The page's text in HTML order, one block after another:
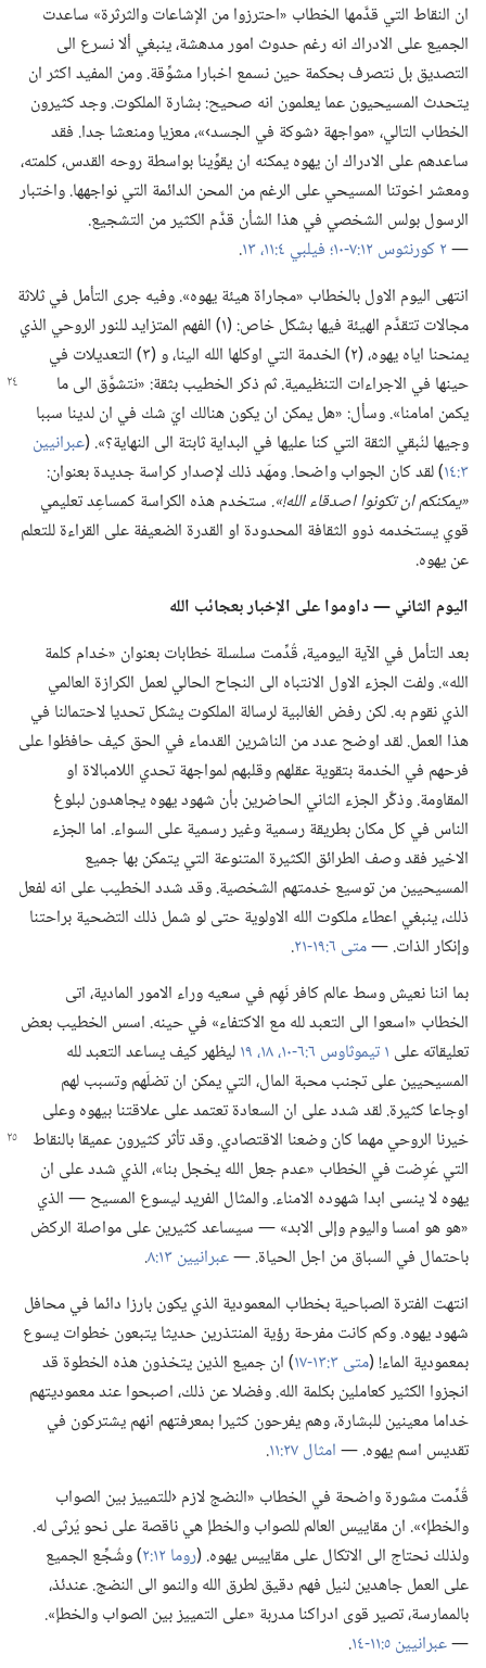
ان النقاط التي قدَّمها الخطاب «احترزوا من الإشاعات والثرثرة» ساعدت
الجميع على الادراك انه رغم حدوث امور مدهشة،‏ ينبغي ألا نسرع الى
التصديق بل نتصرف بحكمة حين نسمع اخبارا مشوِّقة.‏ ومن المفيد اكثر ان
يتحدث المسيحيون عما يعلمون انه صحيح:‏ بشارة الملكوت.‏ وجد كثيرون
الخطاب التالي،‏ «مواجهة ‹شوكة في الجسد›»،‏ معزيا ومنعشا جدا.‏ فقد
ساعدهم على الادراك ان يهوه يمكنه ان يقوِّينا بواسطة روحه القدس،‏ كلمته،‏
ومعشر اخوتنا المسيحي على الرغم من المحن الدائمة التي نواجهها.‏ واختبار
الرسول بولس الشخصي في هذا الشأن قدَّم الكثير من التشجيع.‏
—‏٢ كورنثوس ١٢:‏٧-‏١٠؛‏ فيلبي ٤:‏١١،‏
‏.‏
انتهى اليوم الاول بالخطاب «مجاراة هيئة يهوه».‏ وفيه جرى التأمل في ثلاثة
مجالات تتقدَّم الهيئة فيها بشكل خاص:‏ (‏١)‏ الفهم المتزايد للنور الروحي الذي
يمنحنا اياه يهوه،‏ (‏٢)‏ الخدمة التي اوكلها الله الينا،‏ و (‏٣)‏ التعديلات في
حينها في الاجراءات التنظيمية.‏ثم ذكر الخطيب بثقة:‏ «نتشوَّق الى ما
يكمن امامنا».‏ وسأل:‏ «هل يمكن ان يكون هنالك ايّ شك في ان لدينا سببا
وجيها لنُبقي الثقة التي كنا عليها في البداية ثابتة الى النهاية؟‏».‏ (‏عبرانيين
٣:‏١٤
‏)‏ لقد كان الجواب واضحا.‏ ومهّد ذلك لإصدار كراسة جديدة بعنوان:‏
‏«يمكنكم ان تكونوا اصدقاء الله!‏».‏ ستخدم هذه الكراسة كمساعِد تعليمي
قوي يستخدمه ذوو الثقافة المحدودة او القدرة الضعيفة على القراءة للتعلم
عن يهوه.‏
اليوم الثاني —‏ داوموا على الإخبار بعجائب الله
بعد التأمل في الآية اليومية،‏ قُدِّمت سلسلة خطابات بعنوان «خدام كلمة
الله».‏ ولفت الجزء الاول الانتباه الى النجاح الحالي لعمل الكرازة العالمي
الذي نقوم به.‏ لكن رفض الغالبية لرسالة الملكوت يشكل تحديا لاحتمالنا في
هذا العمل.‏ لقد اوضح عدد من الناشرين القدماء في الحق كيف حافظوا على
فرحهم في الخدمة بتقوية عقلهم وقلبهم لمواجهة تحدي اللامبالاة او
المقاومة.‏ وذكَّر الجزء الثاني الحاضرين بأن شهود يهوه يجاهدون لبلوغ
الناس في كل مكان بطريقة رسمية وغير رسمية على السواء.‏ اما الجزء
الاخير فقد وصف الطرائق الكثيرة المتنوعة التي يتمكن بها جميع
المسيحيين من توسيع خدمتهم الشخصية.‏ وقد شدد الخطيب على انه لفعل
ذلك،‏ ينبغي اعطاء ملكوت الله الاولوية حتى لو شمل ذلك التضحية براحتنا
وإنكار الذات.‏ —‏متى ٦:‏١٩-‏٢١
‏.‏
بما اننا نعيش وسط عالم كافر نَهِم في سعيه وراء الامور المادية،‏ اتى
الخطاب «اسعوا الى التعبد لله مع الاكتفاء» في حينه.‏ اسس الخطيب بعض
تعليقاته على ١ تيموثاوس ٦:‏٦-‏١٠،‏
ليظهر كيف يساعد التعبد لله
المسيحيين على تجنب محبة المال،‏ التي يمكن ان تضلّهم وتسبب لهم
اوجاعا كثيرة.‏ لقد شدد على ان السعادة تعتمد على علاقتنا بيهوه وعلى
خيرنا الروحي مهما كان وضعنا الاقتصادي.‏ وقدتأثر كثيرون عميقا بالنقاط
التي عُرِضت في الخطاب «عدم جعل الله يخجل بنا»،‏ الذي شدد على ان
يهوه لا ينسى ابدا شهوده الامناء.‏ والمثال الفريد ليسوع المسيح —‏ الذي
«هو هو امسا واليوم وإلى الابد» —‏ سيساعد كثيرين على مواصلة الركض
باحتمال في السباق من اجل الحياة.‏ —‏عبرانيين ١٣:‏٨
‏.‏
انتهت الفترة الصباحية بخطاب المعمودية الذي يكون بارزا دائما في محافل
شهود يهوه.‏ وكم كانت مفرحة رؤية المنتذرين حديثا يتبعون خطوات يسوع
بمعمودية الماء!‏ (‏متى ٣:‏١٣-‏١٧
‏)‏ ان جميع الذين يتخذون هذه الخطوة قد
انجزوا الكثير كعاملين بكلمة الله.‏ وفضلا عن ذلك،‏ اصبحوا عند معموديتهم
خداما معينين للبشارة،‏ وهم يفرحون كثيرا بمعرفتهم انهم يشتركون في
تقديس اسم يهوه.‏ —‏امثال ٢٧:‏١١
‏.‏
قُدِّمت مشورة واضحة في الخطاب «النضج لازم ‹للتمييز بين الصواب
والخطإ›».‏ ان مقاييس العالم للصواب والخطإ هي ناقصة على نحو يُرثى له.‏
ولذلك نحتاج الى الاتكال على مقاييس يهوه.‏ (‏روما ١٢:‏٢
‏)‏ وشُجِّع الجميع
على العمل جاهدين لنيل فهم دقيق لطرق الله والنمو الى النضج.‏ عندئذ،‏
بالممارسة،‏ تصير قوى ادراكنا مدربة «على التمييز بين الصواب والخطإ».‏
—‏عبرانيين ٥:‏١١-‏١٤ ‏.‏